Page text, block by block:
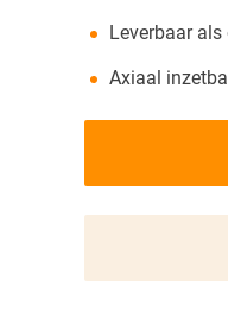
Leverbaar
Axiaal